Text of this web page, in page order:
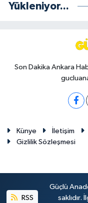
Yükleniyor...
Son Dakika Ankara
Künye İletişim
Gizlilik Sözleşmesi
RSS
Güçlü
saklıdır.